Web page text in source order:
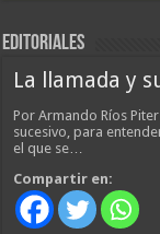
EDITORIALES
La llamada y
Por Armando Ríos
sucesivo, para
el que se…
Compartir en: